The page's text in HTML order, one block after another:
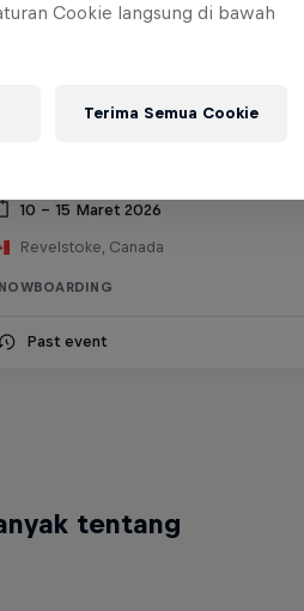
10 – 15 Maret 2026
Revelstoke, Canada
Past event
tentang
Cookie langsung di bawah
Terima Semua Cookie